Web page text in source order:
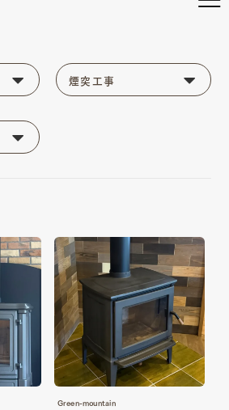
02
ABOUT
薪ストーブ
煙突工事
Green-mountain